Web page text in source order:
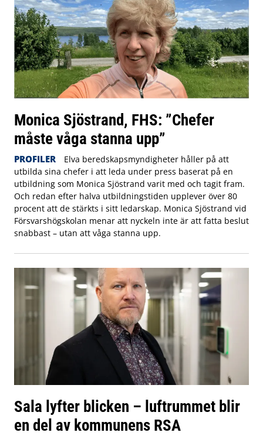
Monica Sjöstrand, FHS: ”Chefer
måste våga stanna upp”
PROFILER
Elva beredskapsmyndigheter håller på att
utbilda sina chefer i att leda under press baserat på en
utbildning som Monica Sjöstrand varit med och tagit fram.
Och redan efter halva utbildningstiden upplever över 80
procent att de stärkts i sitt ledarskap. Monica Sjöstrand vid
Försvarshögskolan menar att nyckeln inte är att fatta beslut
snabbast – utan att våga stanna upp.
Sala lyfter blicken – luftrummet blir
en del av kommunens RSA